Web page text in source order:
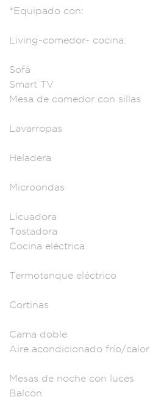
*Equipado con:
Living-comedor- cocina:
Sofá
Smart TV
Mesa de comedor con sillas
L avarropas
Heladera
Microondas
Licuadora
Tostadora
Cocina eléctrica
Termotanque eléctrico
Cortinas
Cama doble
Aire acondicionado frío/calor
Mesas de noche con luces
Balcón